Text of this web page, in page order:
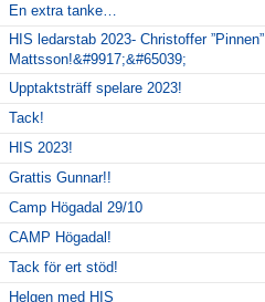
En extra tanke…
HIS ledarstab 2023- Christoffer ”Pinnen”
Mattsson!&#9917;&#65039;
Upptaktsträff spelare 2023!
Tack!
HIS 2023!
Grattis Gunnar!!
Camp Högadal 29/10
CAMP Högadal!
Tack för ert stöd!
Helgen med HIS